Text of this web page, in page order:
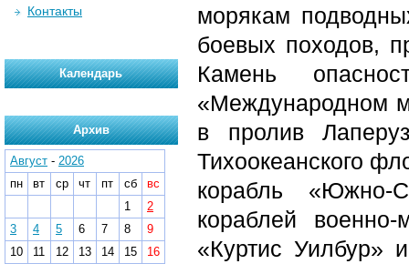
морякам
боевых походов,
Камень
«Международном
в пролив
Тихоокеанского
корабль «Южно-
кораблей
«Куртис Уилбур»
Контакты
Календарь
Архив
Август - 2026
пн
вт ср чт пт сб
вс
1
2
3
4 5 6 7 8
9
10
11 12 13 14 15
16